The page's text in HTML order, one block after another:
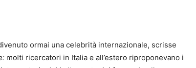
ormai una celebrità internazionale, scrisse
molti ricercatori in Italia e all’estero riproponevano i